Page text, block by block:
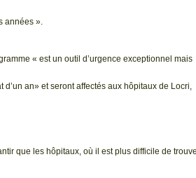
années ».
« est un outil d’urgence exceptionnel mais
an» et seront affectés aux hôpitaux de Locri,
que les hôpitaux, où il est plus difficile de